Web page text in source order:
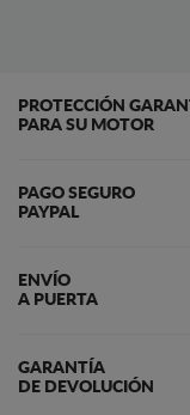
PROTECCIÓN
PARA SU MOTOR
PAGO SEGURO
PAYPAL
ENVÍO
A PUERTA
GARANTÍA
DE DEVOLUCIÓN